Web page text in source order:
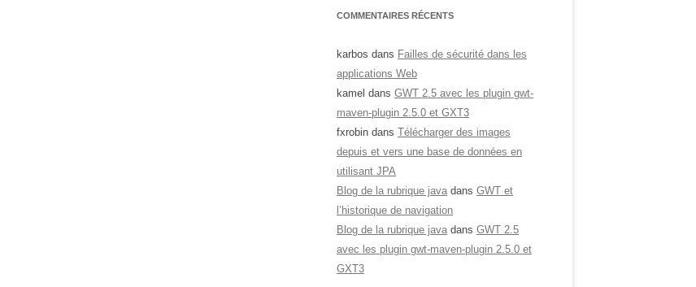
COMMENTAIRES RÉCENTS
karbos dans Failles de sécurité dans les
applications Web
kamel dans GWT 2.5 avec les plugin gwt-
maven-plugin 2.5.0 et GXT3
fxrobin dans Télécharger des images
depuis et vers une base de données en
utilisant JPA
Blog de la rubrique java dans GWT et
l’historique de navigation
Blog de la rubrique java dans GWT 2.5
avec les plugin gwt-maven-plugin 2.5.0 et
GXT3